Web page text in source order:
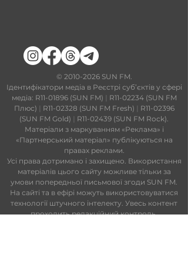
​© 2010-2026SUN FM.
Ідентифікатори медіа в Реєстрі суб’єктів у сфері
медіа: R11-01896 (SUN FM) | R11-02234 (SUN FM
Плюс) | R11-02328 (SUN FM Fresh) | R11-02396
(SUN FM Gold) | R11-02439 (SUN FM Rock).
Матеріали з маркуванням «Реклама» і
«Партнерський матеріал» публікуються на
правах реклами.
Усі права дотримано і захищено. Використання
матеріалів цього сайту можливе тільки за
умови попередньої письмової згоди SUN FM.
На сайті та в ефірі можуть використовуватися
технології штучного інтелекту. Увесь контент
проходить редакційний контроль.